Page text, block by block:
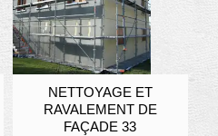
NETTOYAGE ET
RAVALEMENT DE
FAÇADE 33